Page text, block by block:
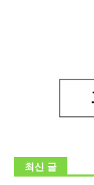
최신 글